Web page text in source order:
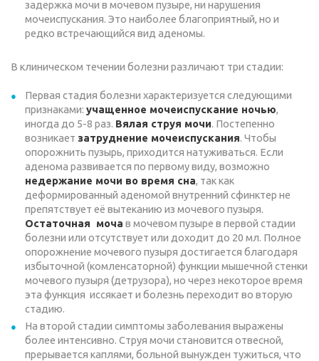
задержка мочи в мочевом пузыре, ни нарушения
мочеиспускания. Это наиболее благоприятный, но и
редко встречающийся вид аденомы.
В клиническом течении болезни различают три стадии:
Первая стадия болезни характеризуется следующими
признаками: учащенное мочеиспускание ночью,
иногда до 5-8 раз. Вялая струя мочи. Постепенно
возникает затруднение мочеиспускания. Чтобы
опорожнить пузырь, приходится натуживаться. Если
аденома развивается по первому виду, возможно
недержание мочи во время сна, так как
деформированный аденомой внутренний сфинктер не
препятствует её вытеканию из мочевого пузыря.
Остаточная моча в мочевом пузыре в первой стадии
болезни или отсутствует или доходит до 20 мл. Полное
опорожнение мочевого пузыря достигается благодаря
избыточной (комленсаторной) функции мышечной стенки
мочевого пузыря (детрузора), но через некоторое время
эта функция иссякает и болезнь переходит во вторую
стадию.
На второй стадии симптомы заболевания выражены
более интенсивно. Струя мочи становится отвесной,
прерывается каплями, больной вынужден тужиться, что